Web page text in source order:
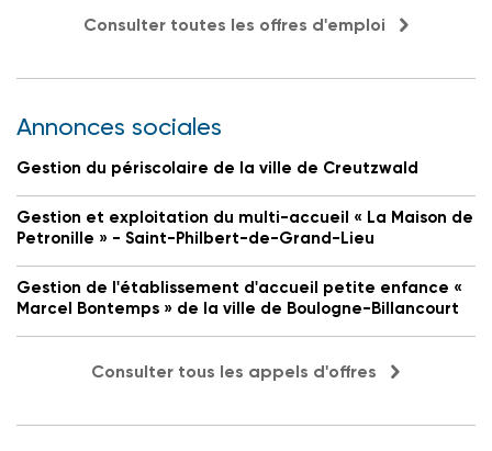
Consulter toutes les offres d'emploi
Annonces sociales
Gestion du périscolaire de la ville de Creutzwald
Gestion et exploitation du multi-accueil « La Maison de
Petronille » - Saint-Philbert-de-Grand-Lieu
Gestion de l'établissement d'accueil petite enfance «
Marcel Bontemps » de la ville de Boulogne-Billancourt
Consulter tous les appels d'offres